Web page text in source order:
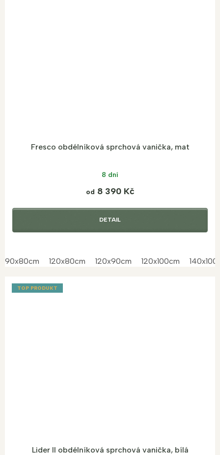
Fresco obdélníková sprchová vanička, mat
8 dní
od 8 390 Kč
DETAIL
90x80cm 120x80cm 120x90cm 120x100cm
TOP PRODUKT
Lider II obdélníková sprchová vanička, bílá